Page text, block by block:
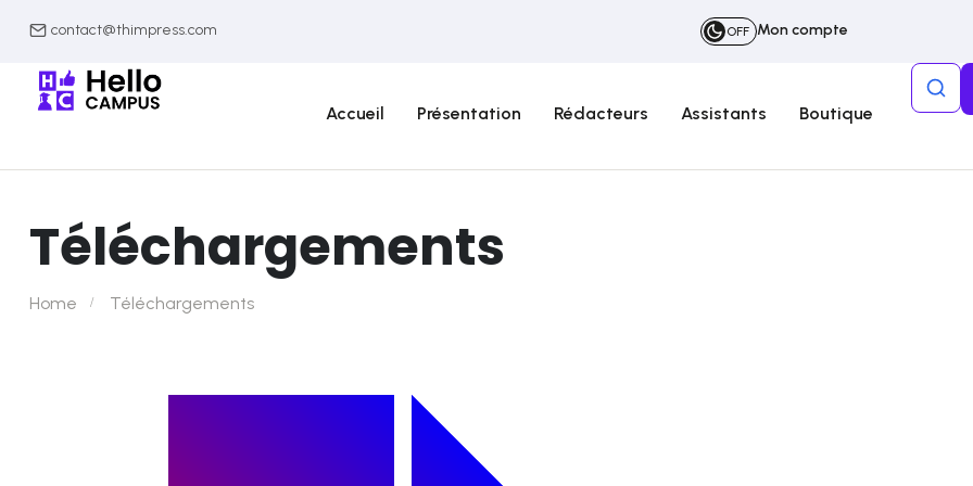
contact@thimpress.com OFF Mon compte
Accueil Présentation Rédacteurs Assistants Boutique
Téléchargements
Home Téléchargements